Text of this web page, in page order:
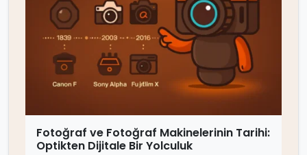
Fotoğraf ve Fotoğraf Makinelerinin Tarihi:
Optikten Dijitale Bir Yolculuk